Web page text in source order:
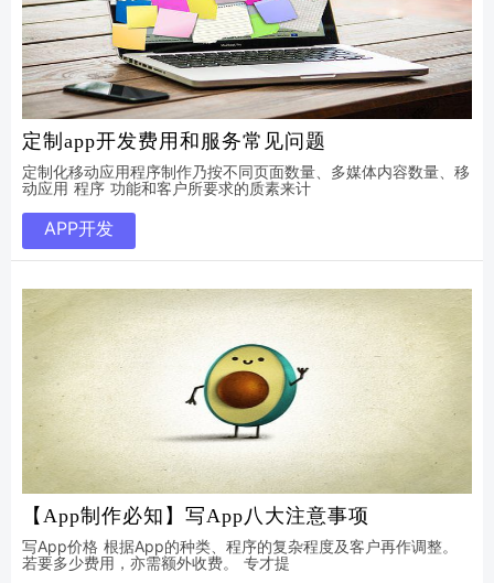
定制app开发费用和服务常见问题
定制化移动应用程序制作乃按不同页面数量、多媒体内容数量、移
动应用 程序 功能和客户所要求的质素来计
APP开发
【App制作必知】写App八大注意事项
写App价格 根据App的种类、程序的复杂程度及客户再作调整。
若要多少费用，亦需额外收费。 专才提